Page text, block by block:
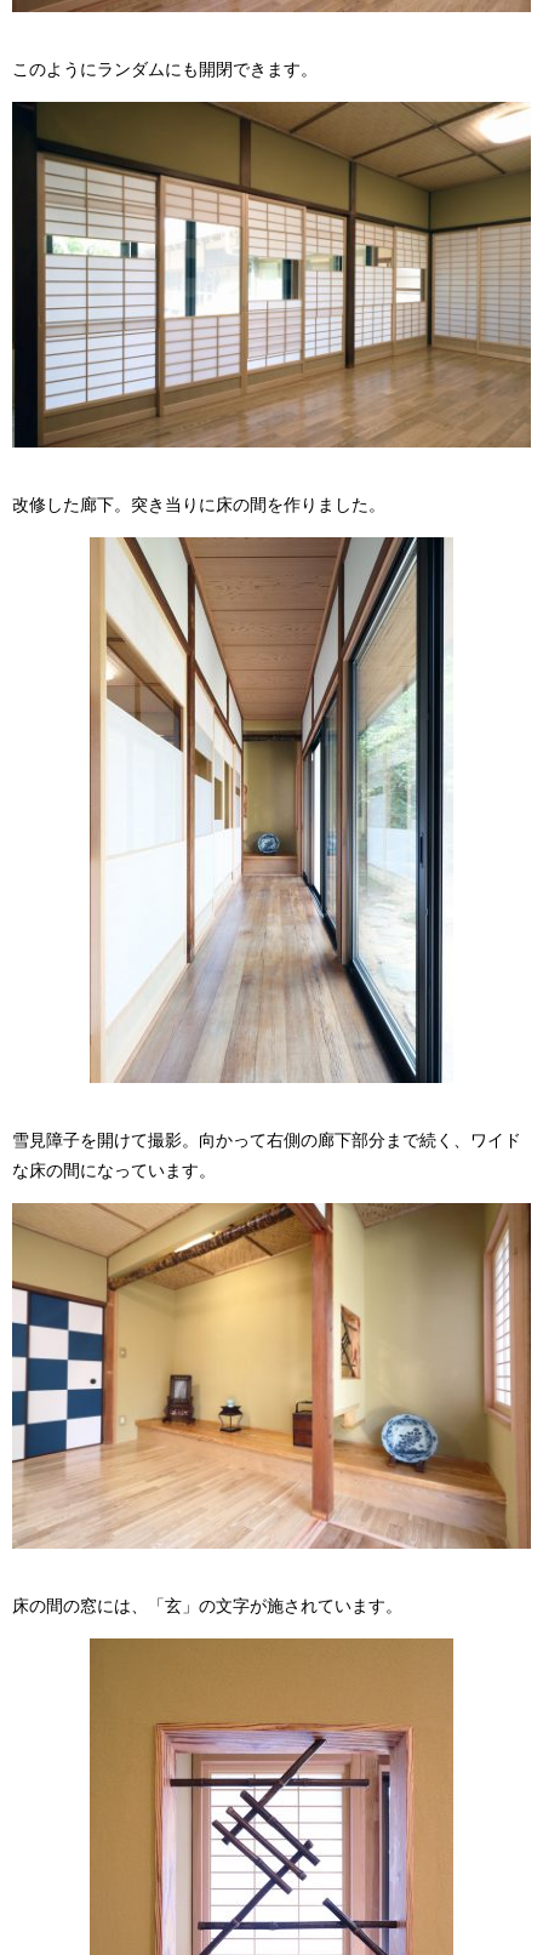
このようにランダムにも開閉できます。
改修した廊下。突き当りに床の間を作りました。
雪見障子を開けて撮影。向かって右側の廊下部分まで続く、ワイド
な床の間になっています。
床の間の窓には、「玄」の文字が施されています。